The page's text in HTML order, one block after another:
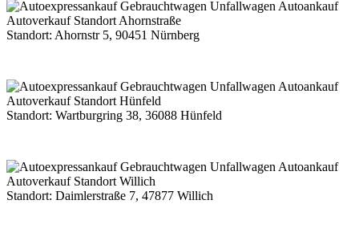
Standort: Ahornstr 5, 90451 Nürnberg
Standort: Wartburgring 38, 36088 Hünfeld
Standort: Daimlerstraße 7, 47877 Willich